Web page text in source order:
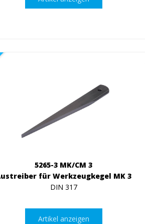
5265-3 MK/CM 3
für Werkzeugkegel MK 3
DIN 317
Artikel anzeigen